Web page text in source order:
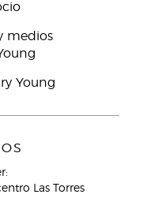
medios
Young
Las Torres